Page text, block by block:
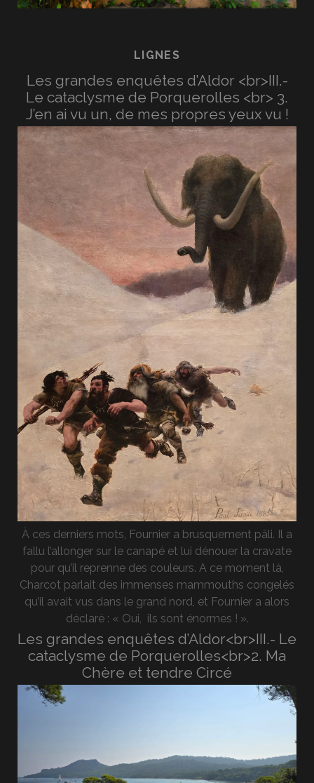
LIGNES
Les grandes enquêtes d’Aldor <br>III.-
Le cataclysme de Porquerolles <br> 3.
J’en ai vu un, de mes propres yeux vu !
À ces derniers mots, Fournier a brusquement pâli. Il a
fallu l’allonger sur le canapé et lui dénouer la cravate
pour qu’il reprenne des couleurs. A ce moment là,
Charcot parlait des immenses mammouths congelés
qu’il avait vus dans le grand nord, et Fournier a alors
déclaré : « Oui, ils sont énormes ! ».
Les grandes enquêtes d’Aldor<br>III.- Le
cataclysme de Porquerolles<br>2. Ma
Chère et tendre Circé